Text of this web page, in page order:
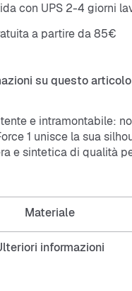
con UPS 2-4 giorni
a partire da 85€
su questo articolo
e intramontabile:
1 unisce la sua
e sintetica di qualità
pulito.
e pelle sintetica
e comfort.
ammortizzazione e
presenta i classici
Materiale
informazioni